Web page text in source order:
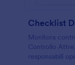
Monitora
Controllo
responsabili